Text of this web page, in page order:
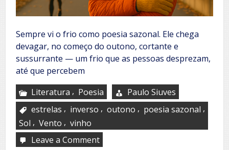
Sempre vi o frio como poesia sazonal. Ele chega
devagar, no começo do outono, cortante e
sussurrante — um frio que as pessoas desprezam,
até que percebem
Literatura , Poesia
Paulo Siuves
estrelas , inverso , outono , poesia sazonal ,
Sol , Vento , vinho
Leave a Commenton